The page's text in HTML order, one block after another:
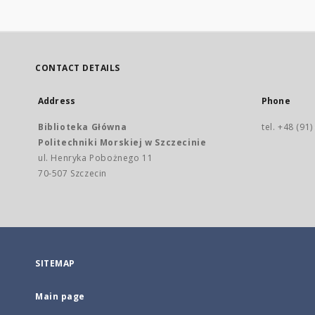
CONTACT DETAILS
Address
Biblioteka Główna
Politechniki Morskiej w Szczecinie
ul. Henryka Pobożnego 11
70-507 Szczecin
Phone
tel. +48
SITEMAP
Main page